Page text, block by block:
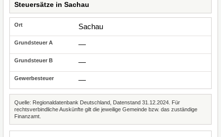
Steuersätze in Sachau
Sachau
—
—
—
Quelle: Regionaldatenbank Deutschland, Datenstand 31.12.2024. Für
rechtsverbindliche Auskünfte gilt die jeweilige Gemeinde bzw. das zuständige
Finanzamt.